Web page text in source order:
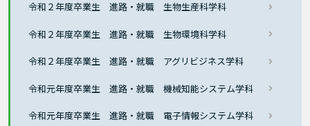
令和２年度卒業生 進路・就職 生物生産科学科
令和２年度卒業生 進路・就職 生物環境科学科
令和２年度卒業生 進路・就職 アグリビジネス学科
令和元年度卒業生 進路・就職 機械知能システム学科
令和元年度卒業生 進路・就職 電子情報システム学科